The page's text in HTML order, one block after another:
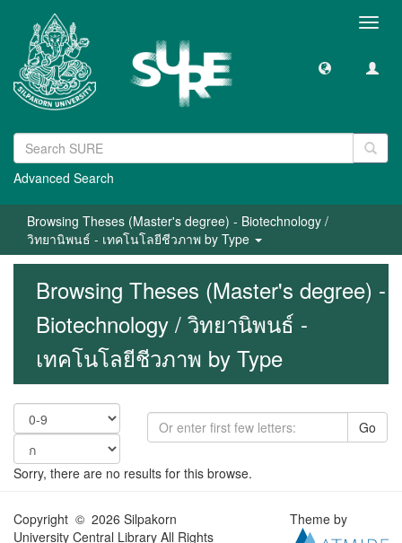
Advanced Search
Browsing Theses (Master's degree) - Biotechnology /
วิทยานิพนธ์ - เทคโนโลยีชีวภาพ by Type
Browsing Theses (Master's degree) -
Biotechnology / วิทยานิพนธ์ -
เทคโนโลยีชีวภาพ by Type
Go
Sorry, there are no results for this browse.
Copyright © 2026 Silpakorn
University Central Library All Rights
Theme by